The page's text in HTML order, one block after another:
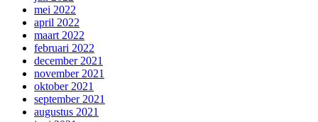
mei 2022
april 2022
maart 2022
februari 2022
december 2021
november 2021
oktober 2021
september 2021
augustus 2021